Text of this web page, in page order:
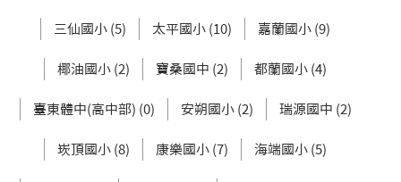
三仙國小 (5) 太平國小 (10) 嘉蘭國小 (9)
椰油國小 (2) 寶桑國中 (2) 都蘭國小 (4)
臺東體中(高中部) (0) 安朔國小 (2) 瑞源國中 (2)
崁頂國小 (8) 康樂國小 (7) 海端國小 (5)